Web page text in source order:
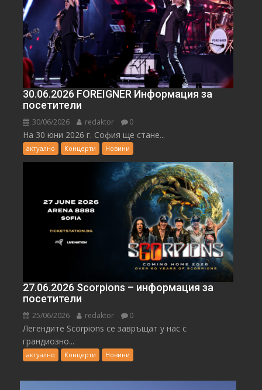
30.06.2026 FOREIGNER Информация за
посетители
30/06/2026 redaktor 0
На 30 юни 2026 г. София ще стане...
актуално Концерти Новини
27.06.2026 Scorpions – информация за
посетители
25/06/2026 redaktor 0
Легендите Scorpions се завръщат у нас с
грандиозно...
актуално Концерти Новини